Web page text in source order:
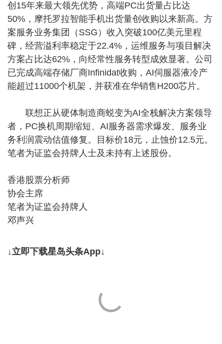
创15年来最大领先优势，高端PC出货量占比达
50%，摩托罗拉智能手机出货量创收购以来新高。方
案服务业务集团（SSG）收入突破100亿美元里程
碑，经营溢利率稳定于22.4%，运维服务与项目解决
方案占比达62%，向经常性服务转型成效显著。公司
已完成高端存储厂商Infinidat收购，AI伺服器液冷产
能超过11000个机架，并获准在华销售H200芯片。
联想正从硬体制造商蜕变为AI全栈解决方案领导
者，PC换机周期缩短、AI服务器需求爆发、服务业
务利润震动估值修复。目标价18元，止蚀价12.5元。
笔者为证监会持牌人士及未持有上述股份。
香港股票分析师
协会主席
笔者为证监会持牌人
邓声兴
↓立即下载星岛头条App↓